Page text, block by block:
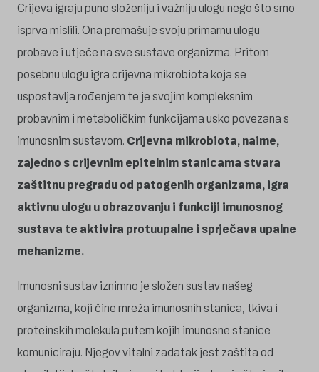
Crijeva igraju puno složeniju i važniju ulogu nego što smo
isprva mislili. Ona premašuje svoju primarnu ulogu
probave i utječe na sve sustave organizma. Pritom
posebnu ulogu igra crijevna mikrobiota koja se
uspostavlja rođenjem te je svojim kompleksnim
probavnim i metaboličkim funkcijama usko povezana s
imunosnim sustavom. Crijevna mikrobiota, naime,
zajedno s crijevnim epitelnim stanicama stvara
zaštitnu pregradu od patogenih organizama, igra
aktivnu ulogu u obrazovanju i funkciji imunosnog
sustava te aktivira protuupalne i sprječava upalne
mehanizme.
Imunosni sustav iznimno je složen sustav našeg
organizma, koji čine mreža imunosnih stanica, tkiva i
proteinskih molekula putem kojih imunosne stanice
komuniciraju. Njegov vitalni zadatak jest zaštita od